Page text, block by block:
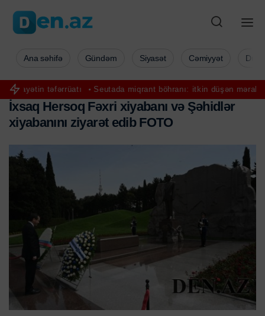
Seutada miqrant böhranı: itkin düşən mərakeşlilərin sayı
Ana səhifə Gündəm Siyasət Cəmiyyət
İxsaq Hersoq Fəxri xiyabanı və Şəhidlər
xiyabanını ziyarət edib FOTO